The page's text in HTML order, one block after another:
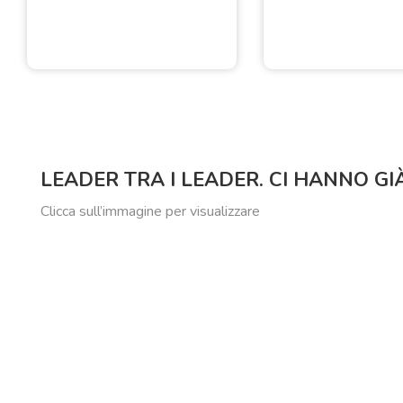
LEADER TRA I LEADER. CI HANNO
Clicca sull’immagine per visualizzare